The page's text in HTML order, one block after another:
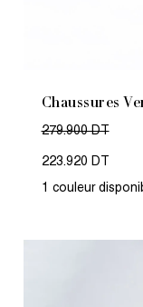
Chaussures
279.900 DT
223.920 DT
1 couleur